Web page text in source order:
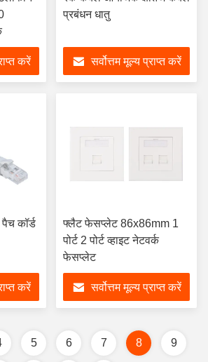
करें
प्रबंधन धातु
सर्वोत्तम मूल्य प्राप्त करें
कॉर्ड
करें
फ्लैट फेसप्लेट 86x86mm 1
पोर्ट 2 पोर्ट व्हाइट नेटवर्क
फेसप्लेट
सर्वोत्तम मूल्य प्राप्त करें
5 6 7 8 9